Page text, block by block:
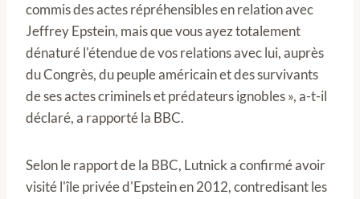
commis des actes répréhensibles en relation avec
Jeffrey Epstein, mais que vous ayez totalement
dénaturé l'étendue de vos relations avec lui, auprès
du Congrès, du peuple américain et des survivants
de ses actes criminels et prédateurs ignobles », a-t-il
déclaré, a rapporté la BBC.
Selon le rapport de la BBC, Lutnick a confirmé avoir
visité l'île privée d'Epstein en 2012, contredisant les